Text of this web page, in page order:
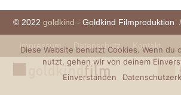
© 2022goldkind - Goldkind Filmproduktion
Impressum Datenschutz Kontakt
Diese Website benutzt Cookies. Wenn du
nutzt, gehen wir von deinem
Einverstanden